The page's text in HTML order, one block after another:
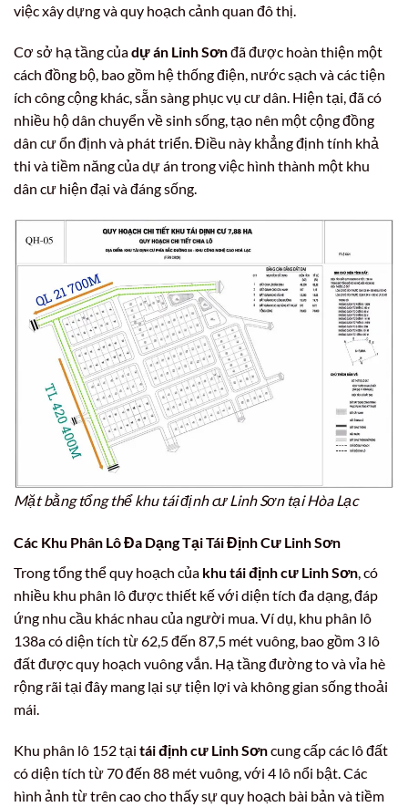
việc xây dựng và quy hoạch cảnh quan đô thị.
Cơ sở hạ tầng củadự án Linh Sơnđã được hoàn thiện một
cách đồng bộ, bao gồm hệ thống điện, nước sạch và các tiện
ích công cộng khác, sẵn sàng phục vụ cư dân. Hiện tại, đã có
nhiều hộ dân chuyển về sinh sống, tạo nên một cộng đồng
dân cư ổn định và phát triển. Điều này khẳng định tính khả
thi và tiềm năng của dự án trong việc hình thành một khu
dân cư hiện đại và đáng sống.
Mặt bằng tổng thể khu tái định cư Linh Sơn tại Hòa Lạc
Các Khu Phân Lô Đa Dạng Tại Tái Định Cư Linh Sơn
Trong tổng thể quy hoạch của khu tái định cư Linh Sơn , có
nhiều khu phân lô được thiết kế với diện tích đa dạng, đáp
ứng nhu cầu khác nhau của người mua. Ví dụ, khu phân lô
138a có diện tích từ 62,5 đến 87,5 mét vuông, bao gồm 3 lô
đất được quy hoạch vuông vắn. Hạ tầng đường to và vỉa hè
rộng rãi tại đây mang lại sự tiện lợi và không gian sống thoải
mái.
Khu phân lô 152 tại tái định cư Linh Sơncung cấp các lô đất
có diện tích từ 70 đến 88 mét vuông, với 4 lô nổi bật. Các
hình ảnh từ trên cao cho thấy sự quy hoạch bài bản và tiềm